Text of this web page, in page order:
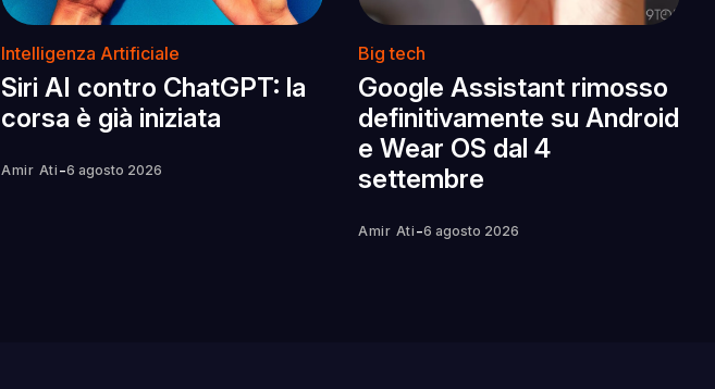
Intelligenza Artificiale
Siri AI contro ChatGPT: la
corsa è già iniziata
Amir Ati -6 agosto 2026
Big tech
Google Assistant rimosso
definitivamente su Android
e Wear OS dal 4
settembre
Amir Ati -6 agosto 2026